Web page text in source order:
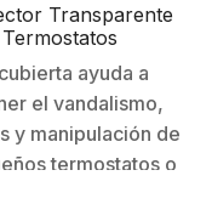
de
contra…
Transparente
ayuda a
el vandalismo,
y manipulación de
termostatos o
de